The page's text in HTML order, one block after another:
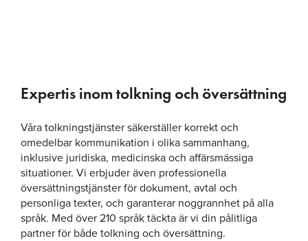
Expertis inom tolkning och översättning
Våra tolkningstjänster säkerställer korrekt och
omedelbar kommunikation i olika sammanhang,
inklusive juridiska, medicinska och affärsmässiga
situationer. Vi erbjuder även professionella
översättningstjänster för dokument, avtal och
personliga texter, och garanterar noggrannhet på alla
språk. Med över 210 språk täckta är vi din pålitliga
partner för både tolkning och översättning.